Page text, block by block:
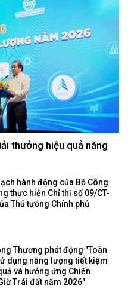
thưởng hiệu quả năng
hành động của Bộ Công
thực hiện Chỉ thị số 09/CT-
Thủ tướng Chính phủ
Thương phát động "Toàn
dụng năng lượng tiết kiệm
và hưởng ứng Chiến
Trái đất năm 2026"